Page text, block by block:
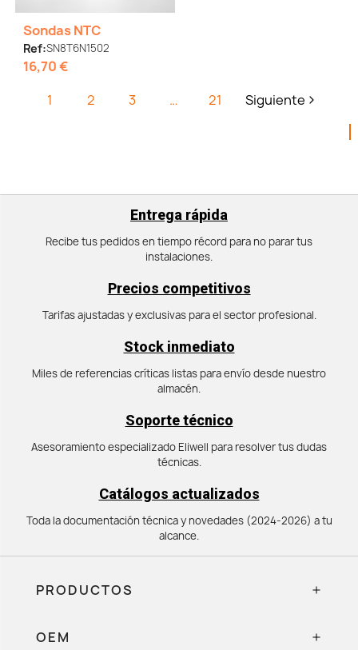
Sondas NTC
Ref:SN8T6N1502
16,70 €
1
2 3 … 21 Siguiente
Entrega rápida
Recibe tus pedidos en tiempo récord para no parar tus
instalaciones.
Precios competitivos
Tarifas ajustadas y exclusivas para el sector profesional.
Stock inmediato
Miles de referencias críticas listas para envío desde nuestro
almacén.
Soporte técnico
Asesoramiento especializado Eliwell para resolver tus dudas
técnicas.
Catálogos actualizados
Toda la documentación técnica y novedades (2024-2026) a tu
alcance.
PRODUCTOS
OEM